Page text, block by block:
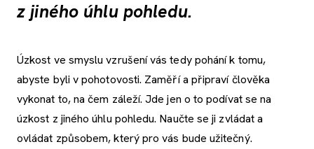
z jiného úhlu pohledu.
Úzkost ve smyslu vzrušení vás tedy pohání k tomu,
abyste byli v pohotovosti. Zaměří a připraví člověka
vykonat to, na čem záleží. Jde jen o to podívat se na
úzkost z jiného úhlu pohledu. Naučte se ji zvládat a
ovládat způsobem, který pro vás bude užitečný.